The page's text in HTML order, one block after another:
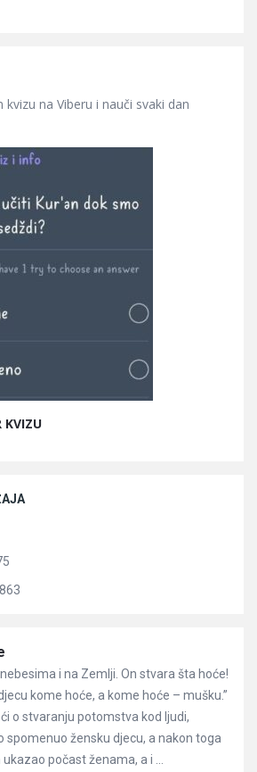
kvizu na Viberu i nauči svaki dan
KVIZU
i na Zemlji. On stvara šta hoće!
kome hoće, a kome hoće – mušku.”
o stvaranju potomstva kod ljudi,
spomenuo žensku djecu, a nakon toga
počast ženama, a i ...